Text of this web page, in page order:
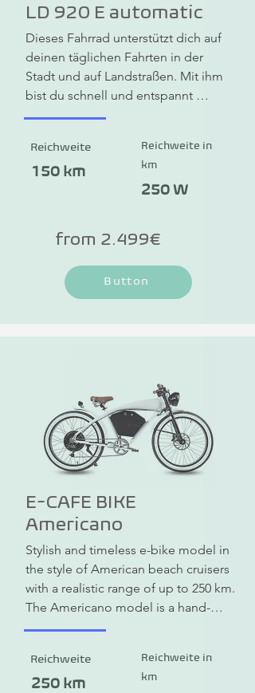
LD 920 E automatic
Dieses Fahrrad unterstützt dich auf
deinen täglichen Fahrten in der
Stadt und auf Landstraßen. Mit ihm
bist du schnell und entspannt
unterwegs. Das DECATHLON
überzeugt durch einen
antriebsstarken Motor. Der Owuru-
Mittelmotor passt das
an das Gelände und die ausgeübte
Pedalkraft an. Das Ergebnis: Keine
Gangwechsel mehr, sondern eine
sofortige reibungslose Reaktion auf
Reichweite liegt im Eco-Modus bei
Steuerung über ein bequem
erreichbares Bedienfeld, intuitive
Menüsteuerung.
Dauerhaft angezeigte Informationen:
Uhrzeit, Akkustand,
Unterstützungsmodus. Der günstige
Preis für dieses moderne, technisch
ausgereifte e-Bike macht den
Einstieg in die Welt der e-Mobilität
leicht.
Reichweite
150 km
Reichweite in
km
250 W
from 2.499€
Button
E-CAFE BIKE
Americano
Stylish and timeless e-bike model in
the style of American beach cruisers
with a realistic range of up to 250 km.
The Americano model is a hand-
made designer e-bike that has been
customized according to the ideas
and tastes of each owner. The charm
Reichweite
250 km
Reichweite in
km